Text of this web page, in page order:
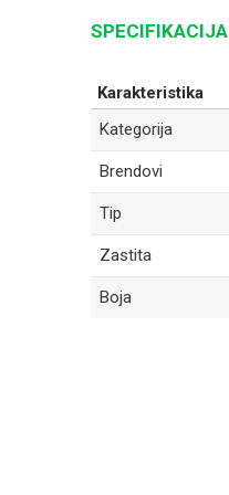
SPECIFIKACIJA
Karakteristika
Kategorija
Brendovi
Tip
Zastita
Boja